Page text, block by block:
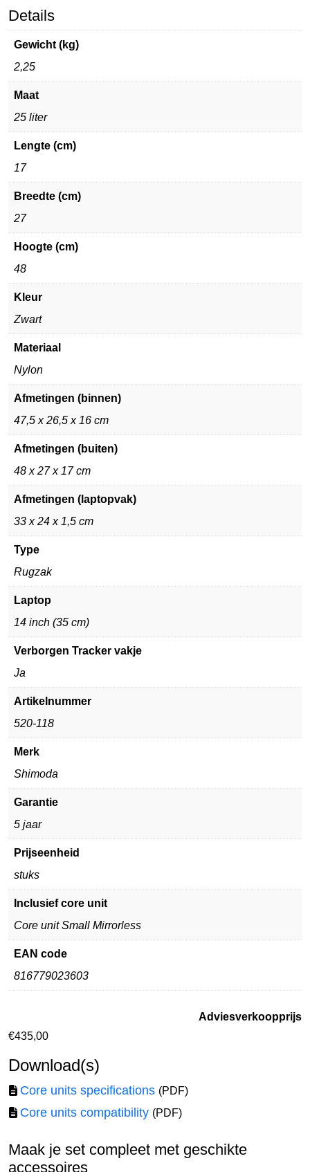
Details
Gewicht (kg)
2,25
Maat
25 liter
Lengte (cm)
17
Breedte (cm)
27
Hoogte (cm)
48
Kleur
Zwart
Materiaal
Nylon
Afmetingen (binnen)
47,5 x 26,5 x 16 cm
Afmetingen (buiten)
48 x 27 x 17 cm
Afmetingen (laptopvak)
33 x 24 x 1,5 cm
Type
Rugzak
Laptop
14 inch (35 cm)
Verborgen Tracker vakje
Ja
Artikelnummer
520-118
Merk
Shimoda
Garantie
5 jaar
Prijseenheid
stuks
Inclusief core unit
Core unit Small Mirrorless
EAN code
816779023603
Adviesverkoopprijs
€435,00
Download(s)
Core units specifications (PDF)
Core units compatibility (PDF)
Maak je set compleet met geschikte
accessoires